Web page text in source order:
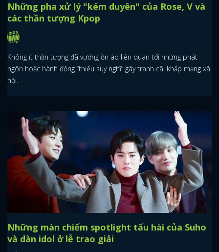
Những pha xử lý "kém duyên" của Rose, V và
các thần tượng Kpop
Không ít thần tượng đã vướng ồn ào liên quan tới những phát
ngôn hoặc hành động “thiếu suy nghĩ” gây tranh cãi khắp mạng xã
hội.
Những màn chiếm spotlight tấu hài của Suho
và dàn idol ở lễ trao giải